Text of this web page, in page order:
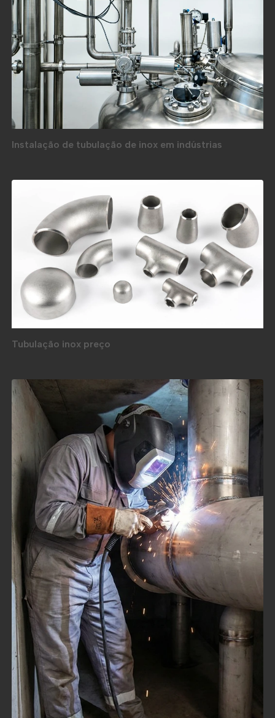
Instalação de tubulação de inox em indústrias
Tubulação inox preço